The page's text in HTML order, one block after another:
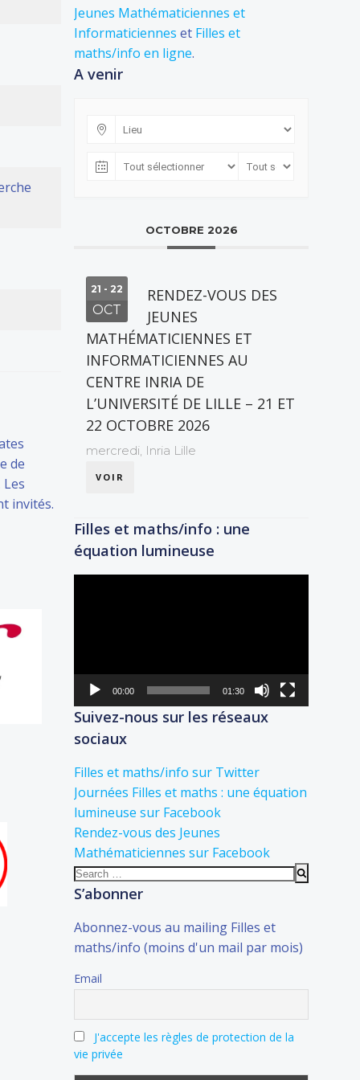
de
invités.
Jeunes Mathématiciennes et
Informaticiennes et Filles et
maths/info en ligne.
A venir
OCTOBRE 2026
21 - 22
OCT
RENDEZ-VOUS DES
JEUNES
MATHÉMATICIENNES ET
INFORMATICIENNES AU
CENTRE INRIA DE
L’UNIVERSITÉ DE LILLE – 21 ET
22 OCTOBRE 2026
mercredi, Inria Lille
VOIR
Filles et maths/info : une
équation lumineuse
00:00 01:30
Suivez-nous sur les réseaux
sociaux
Filles et maths/info sur Twitter
Journées Filles et maths : une équation
lumineuse sur Facebook
Rendez-vous des Jeunes
Mathématiciennes sur Facebook
Search
for:
S’abonner
Abonnez-vous au mailing Filles et
maths/info (moins d'un mail par mois)
Email
J'accepte les règles de protection de la
vie privée